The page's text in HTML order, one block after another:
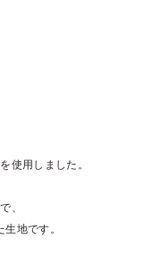
使用しました。
、
地です。